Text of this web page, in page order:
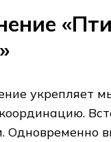
укрепляет
Одновременно